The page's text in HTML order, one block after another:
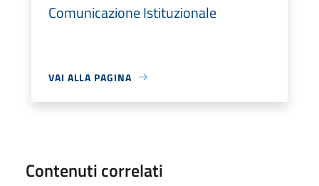
Comunicazione Istituzionale
VAI ALLA PAGINA
Contenuti correlati